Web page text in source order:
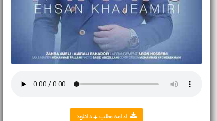
ادامه مطلب + دانلود